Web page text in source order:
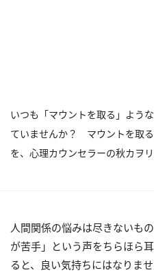
いつも「マウントを取る」よう
ていませんか？ マウントを取
を、心理カウンセラーの秋カヲ
人間関係の悩みは尽きないも
が苦手」という声をちらほら
ると、良い気持ちにはなりませ